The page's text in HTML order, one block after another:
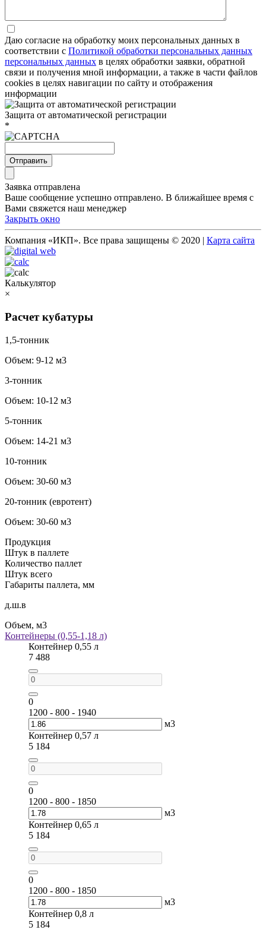
Даю согласие на обработку моих персональных данных в
соответствии с Политикой обработки персональных данных
персональных данных в целях обработки заявки, обратной
связи и получения мной информации, а также в части файлов
cookies в целях навигации по сайту и отображения
информации
Защита от автоматической регистрации
*
Отправить
Заявка отправлена
Ваше сообщение успешно отправлено. В ближайшее время с
Вами свяжется наш менеджер
Закрыть окно
Компания «ИКП». Все права защищены © 2020 | Карта сайта
Калькулятор
×
Расчет кубатуры
1,5-тонник
Объем: 9-12 м3
3-тонник
Объем: 10-12 м3
5-тонник
Объем: 14-21 м3
10-тонник
Объем: 30-60 м3
20-тонник (евротент)
Объем: 30-60 м3
Продукция
Штук в паллете
Количество паллет
Штук всего
Габариты паллета, мм
д.ш.в
Объем, м3
Контейнеры (0,55-1,18 л)
Контейнер 0,55 л
7 488
0
1200 - 800 - 1940
м3
Контейнер 0,57 л
5 184
0
1200 - 800 - 1850
м3
Контейнер 0,65 л
5 184
0
1200 - 800 - 1850
м3
Контейнер 0,8 л
5 184